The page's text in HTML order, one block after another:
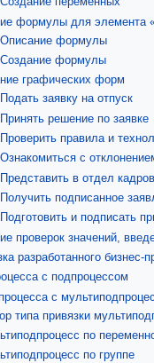
формулы для
Описание формулы
Создание формулы
графических форм
Подать заявку на отпуск
Принять решение по заявке
Проверить правила и
Ознакомиться с
Представить в отдел
Получить подписанное
Подготовить и подписать
проверок значений,
разработанного бизнес-
с подпроцессом
с
типа привязки
по
по группе